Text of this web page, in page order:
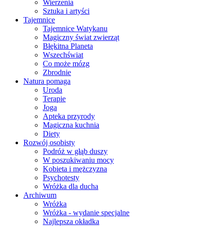
Wierzenia
Sztuka i artyści
Tajemnice
Tajemnice Watykanu
Magiczny świat zwierząt
Błękitna Planeta
Wszechświat
Co może mózg
Zbrodnie
Natura pomaga
Uroda
Terapie
Joga
Apteka przyrody
Magiczna kuchnia
Diety
Rozwój osobisty
Podróż w głąb duszy
W poszukiwaniu mocy
Kobieta i mężczyzna
Psychotesty
Wróżka dla ducha
Archiwum
Wróżka
Wróżka - wydanie specjalne
Najlepsza okładka